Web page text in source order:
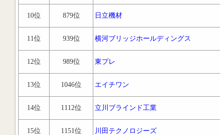
10位 879位 日立機材
11位 939位 横河ブリッジホールディングス
12位 989位 東プレ
13位 1046位 エイチワン
14位 1112位 立川ブラインド工業
15位 1151位 川田テクノロジーズ